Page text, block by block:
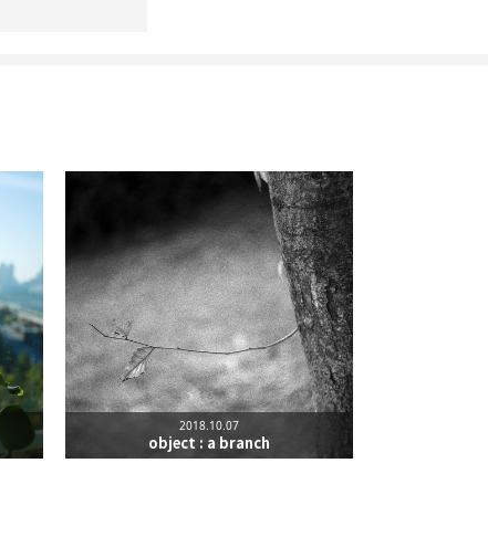
밴드
object : a branch
2018.10.07